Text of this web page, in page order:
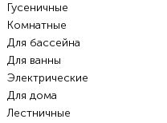
Гусеничные
Комнатные
Для бассейна
Для ванны
Электрические
Для дома
Лестничные